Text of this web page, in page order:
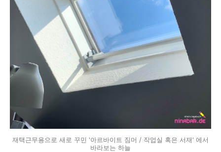
재택근무용으로 새로 꾸민 '아르바이트 짐머 / 작업실 혹은 서재' 에서
바라보는 하늘